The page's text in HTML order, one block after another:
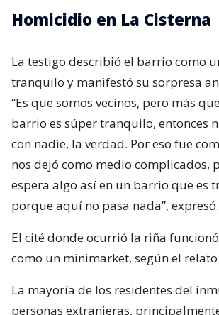
Homicidio en La Cisterna
La testigo describió el barrio como
tranquilo y manifestó su sorpresa
“Es que somos vecinos, pero más
barrio es súper tranquilo, entonces
con nadie, la verdad. Por eso fue
nos dejó como medio complicados,
espera algo así en un barrio que es
porque aquí no pasa nada”, expresó.
El cité donde ocurrió la riña
como un minimarket, según el relato
La mayoría de los residentes del
personas extranjeras,